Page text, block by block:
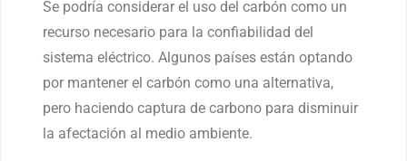
Se podría considerar el uso del carbón como un
recurso necesario para la confiabilidad del
sistema eléctrico. Algunos países están optando
por mantener el carbón como una alternativa,
pero haciendo captura de carbono para disminuir
la afectación al medio ambiente.